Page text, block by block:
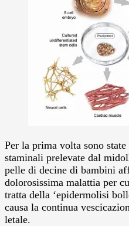
Per la prima volta sono
staminali prelevate dal
pelle di decine di bambini
dolorosissima malattia per
tratta della ‘epidermolisi
causa la continua
letale.